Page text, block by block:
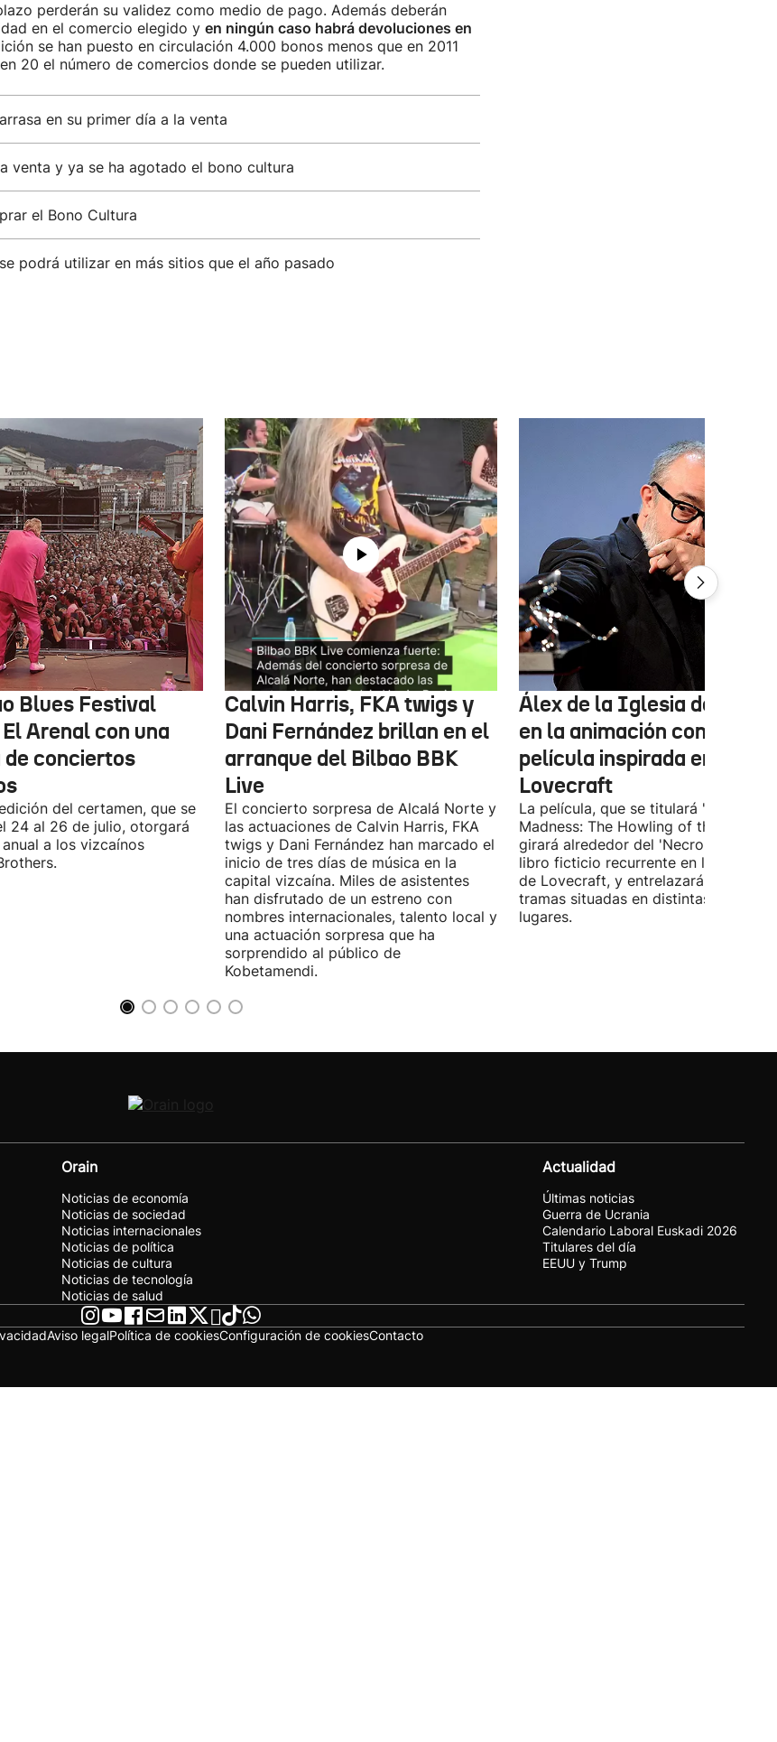
perderán su validez como medio de pago. Además deberán
en el comercio elegido y en ningún caso habrá devoluciones en
se han puesto en circulación 4.000 bonos menos que en 2011
20 el número de comercios donde se pueden utilizar.
en su primer día a la venta
venta y ya se ha agotado el bono cultura
el Bono Cultura
podrá utilizar en más sitios que el año pasado
Blues Festival
Arenal con una
de conciertos
del certamen, que se
24 al 26 de julio, otorgará
a los vizcaínos
Calvin Harris, FKA twigs y
Dani Fernández brillan en el
arranque del Bilbao BBK
Live
El concierto sorpresa de Alcalá Norte y
las actuaciones de Calvin Harris, FKA
twigs y Dani Fernández han marcado el
inicio de tres días de música en la
capital vizcaína. Miles de asistentes
han disfrutado de un estreno con
nombres internacionales, talento local y
una actuación sorpresa que ha
sorprendido al público de
Kobetamendi.
Álex de la Iglesia debutará
en la animación con una
película inspirada en
Lovecraft
La película, que se titulará 'Ages of
Madness: The Howling of the Jinn',
girará alrededor del 'Necronomicón',
libro ficticio recurrente en los relatos
de Lovecraft, y entrelazará varias
tramas situadas en distintas épocas y
lugares.
Orain
Noticias de economía
Noticias de sociedad
Noticias internacionales
Noticias de política
Noticias de cultura
Noticias de tecnología
Noticias de salud
Actualidad
Últimas noticias
Guerra de Ucrania
Calendario Laboral Euskadi 2026
Titulares del día
EEUU y Trump
Aviso legalPolítica de cookiesConfiguración de cookiesContacto